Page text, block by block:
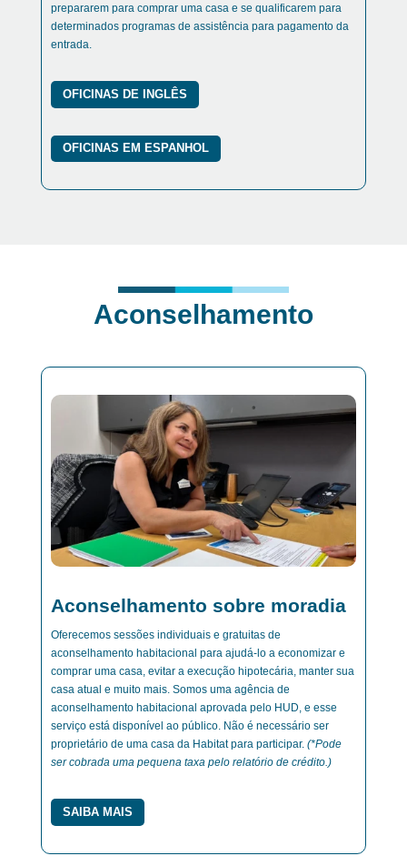
prepararem para comprar uma casa e se qualificarem para
determinados programas de assistência para pagamento da
entrada.
OFICINAS DE INGLÊS
OFICINAS EM ESPANHOL
Aconselhamento
Aconselhamento sobre moradia
Oferecemos sessões individuais e gratuitas de
aconselhamento habitacional para ajudá-lo a economizar e
comprar uma casa, evitar a execução hipotecária, manter sua
casa atual e muito mais. Somos uma agência de
aconselhamento habitacional aprovada pelo HUD, e esse
serviço está disponível ao público. Não é necessário ser
proprietário de uma casa da Habitat para participar. (*Pode
ser cobrada uma pequena taxa pelo relatório de crédito.)
SAIBA MAIS